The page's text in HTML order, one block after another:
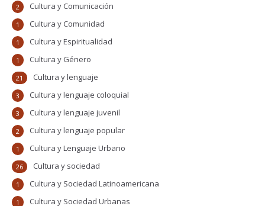
Cultura y Comunicación
2
Cultura y Comunidad
1
Cultura y Espiritualidad
1
Cultura y Género
1
Cultura y lenguaje
21
Cultura y lenguaje coloquial
3
Cultura y lenguaje juvenil
3
Cultura y lenguaje popular
2
Cultura y Lenguaje Urbano
1
Cultura y sociedad
26
Cultura y Sociedad Latinoamericana
1
Cultura y Sociedad Urbanas
1